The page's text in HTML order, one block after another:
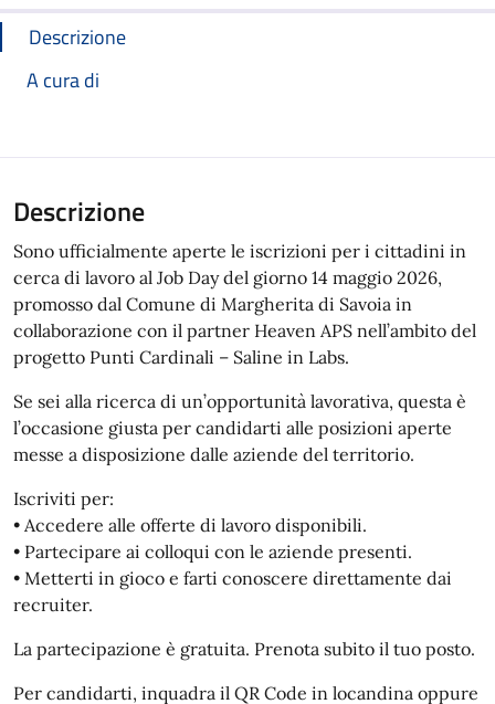
Descrizione
A cura di
Descrizione
Sono ufficialmente aperte le iscrizioni per i cittadini in
cerca di lavoro al Job Day del giorno 14 maggio 2026,
promosso dal Comune di Margherita di Savoia in
collaborazione con il partner Heaven APS nell’ambito del
progetto Punti Cardinali – Saline in Labs.
Se sei alla ricerca di un’opportunità lavorativa, questa è
l’occasione giusta per candidarti alle posizioni aperte
messe a disposizione dalle aziende del territorio.
Iscriviti per:
• Accedere alle offerte di lavoro disponibili.
• Partecipare ai colloqui con le aziende presenti.
• Metterti in gioco e farti conoscere direttamente dai
recruiter.
La partecipazione è gratuita. Prenota subito il tuo posto.
Per candidarti, inquadra il QR Code in locandina oppure